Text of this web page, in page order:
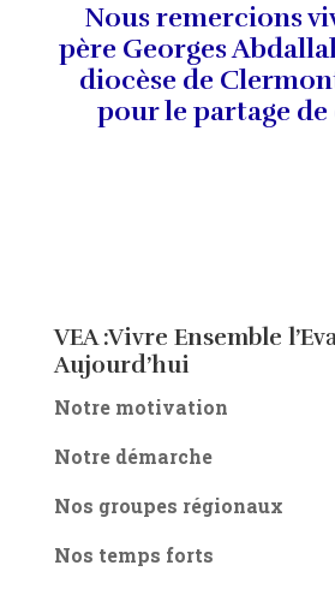
Nous remercions
père Georges
diocèse de
pour le partage de
VEA :Vivre Ensemble
Aujourd’hui
Notre motivation
Notre démarche
Nos groupes régionaux
Nos temps forts